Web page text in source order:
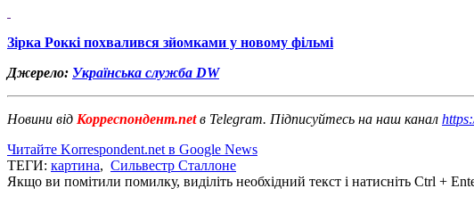
Зірка Роккі похвалився зйомками у новому фільмі
Джерело: Українська служба DW
Новини від Корреспондент.netв Telegram. Підписуйтесь на наш канал
Читайте Korrespondent.net в Google News
ТЕГИ: картина, Сильвестр Сталлоне
Якщо ви помітили помилку, виділіть необхідний текст і натисніть Ctrl +